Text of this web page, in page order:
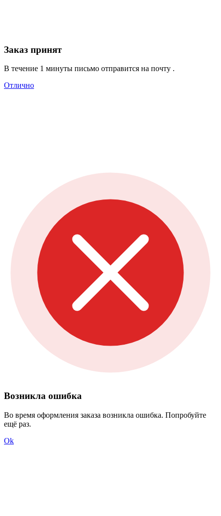
Заказ принят
В течение 1 минуты письмо отправится на почту .
Отлично
Возникла ошибка
Во время оформления заказа возникла ошибка. Попробуйте
ещё раз.
Ok